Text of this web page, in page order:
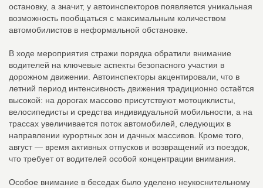
остановку, а значит, у автоинспекторов появляется уникальная
возможность пообщаться с максимальным количеством
автомобилистов в неформальной обстановке.
В ходе мероприятия стражи порядка обратили внимание
водителей на ключевые аспекты безопасного участия в
дорожном движении. Автоинспекторы акцентировали, что в
летний период интенсивность движения традиционно остаётся
высокой: на дорогах массово присутствуют мотоциклисты,
велосипедисты и средства индивидуальной мобильности, а на
трассах увеличивается поток автомобилей, следующих в
направлении курортных зон и дачных массивов. Кроме того,
август — время активных отпусков и возвращений из поездок,
что требует от водителей особой концентрации внимания.
Особое внимание в беседах было уделено неукоснительному